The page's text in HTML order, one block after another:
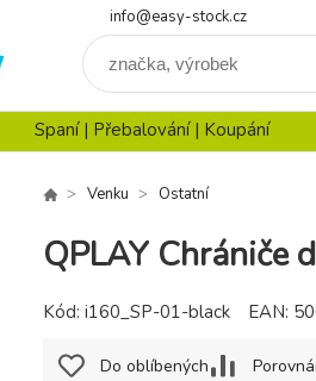
info@easy-stock.cz
Spaní | Přebalování | Koupání
Venku Ostatní
QPLAY Chrániče
Kód: i160_SP-01-black EAN:
Do oblíbených